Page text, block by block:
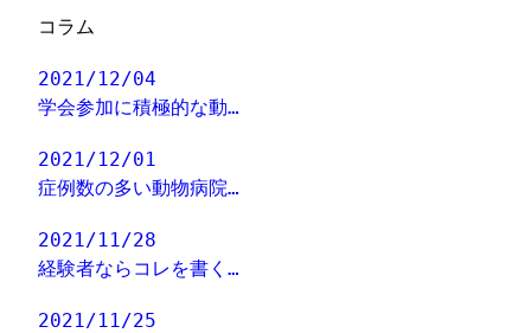
コラム
2021/12/04
学会参加に積極的な動…
2021/12/01
症例数の多い動物病院…
2021/11/28
経験者ならコレを書く…
2021/11/25